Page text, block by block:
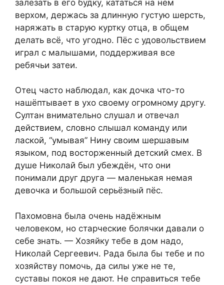
залезать в его будку, кататься на нём
верхом, держась за длинную густую шерсть,
наряжать в старую куртку отца, в общем
делать всё, что угодно. Пёс с удовольствием
играл с малышами, поддерживая все
ребячьи затеи.
Отец часто наблюдал, как дочка что-то
нашёптывает в ухо своему огромному другу.
Султан внимательно слушал и отвечал
действием, словно слышал команду или
лаской, “умывая” Нину своим шершавым
языком, под восторженный детский смех. В
душе Николай был убеждён, что они
понимали друг друга — маленькая немая
девочка и большой серьёзный пёс.
Пахомовна была очень надёжным
человеком, но старческие болячки давали о
себе знать. — Хозяйку тебе в дом надо,
Николай Сергеевич. Рада была бы тебе и по
хозяйству помочь, да силы уже не те,
суставы покоя не дают. Не справиться тебе